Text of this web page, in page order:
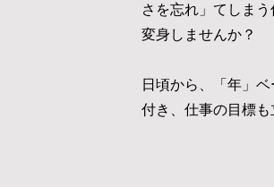
さを忘れ」てしまう
変身しませんか？
日頃から、「年」
付き、仕事の目標も